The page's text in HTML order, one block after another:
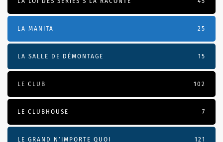
LA MANITA 25
LA SALLE DE DÉMONTAGE 15
LE CLUB 102
LE CLUBHOUSE 7
LE GRAND N’IMPORTE QUOI 121